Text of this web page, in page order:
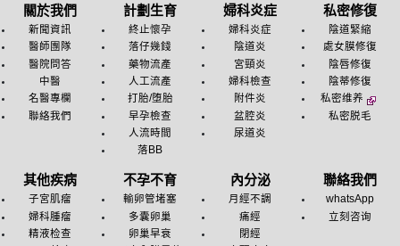
關於我們
新聞資訊
醫師團隊
醫院問答
中醫
名醫專欄
聯絡我們
計劃生育
終止懷孕
落仔幾錢
藥物流產
人工流產
打胎/堕胎
早孕檢查
人流時間
落BB
婦科炎症
婦科炎症
陰道炎
宮頸炎
婦科檢查
附件炎
盆腔炎
尿道炎
私密修復
陰道緊縮
處女膜修復
陰唇修復
陰蒂修復
私密维养
私密脱毛
其他疾病
子宮肌瘤
婦科腫瘤
精液检查
不孕不育
輸卵管堵塞
多囊卵巢
卵巢早衰
內分泌
月經不調
痛經
閉經
聯絡我們
whatsApp
立刻咨询